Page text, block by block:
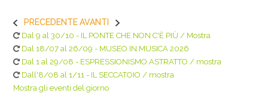
PRECEDENTE AVANTI
Dal 9 al 30/10 - IL PONTE CHE NON C'È PIÙ / Mostra
Dal 18/07 al 26/09 - MUSEO IN MUSICA 2026
Dal 1 al 29/08 - ESPRESSIONISMO ASTRATTO / mostra
Dall'8/08 al 1/11 - IL SECCATOIO / mostra
Mostra gli eventi del giorno